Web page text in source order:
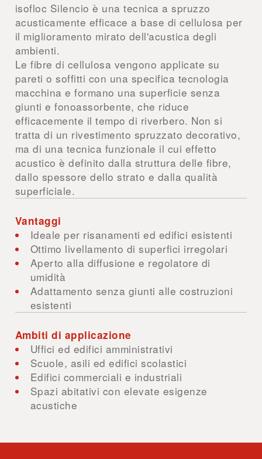
isofloc Silencio è una tecnica a spruzzo
acusticamente efficace a base di cellulosa per
il miglioramento mirato dell'acustica degli
ambienti.
Le fibre di cellulosa vengono applicate su
pareti o soffitti con una specifica tecnologia
macchina e formano una superficie senza
giunti e fonoassorbente, che riduce
efficacemente il tempo di riverbero. Non si
tratta di un rivestimento spruzzato decorativo,
ma di una tecnica funzionale il cui effetto
acustico è definito dalla struttura delle fibre,
dallo spessore dello strato e dalla qualità
superficiale.
Vantaggi
Ideale per risanamenti ed edifici esistenti
Ottimo livellamento di superfici irregolari
Aperto alla diffusione e regolatore di
umidità
Adattamento senza giunti alle costruzioni
esistenti
Ambiti di applicazione
Uffici ed edifici amministrativi
Scuole, asili ed edifici scolastici
Edifici commerciali e industriali
Spazi abitativi con elevate esigenze
acustiche